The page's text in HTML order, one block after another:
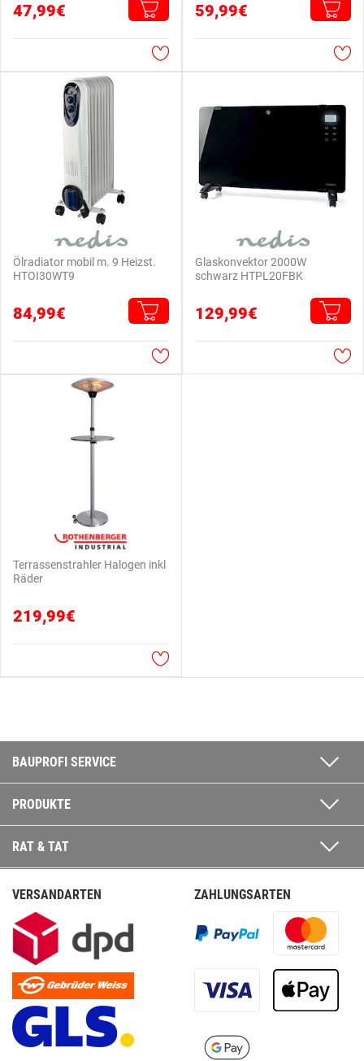
47,99€ 59,99€
Ölradiator mobil m. 9 Heizst.
HTOI30WT9
84,99€
Glaskonvektor 2000W
schwarz HTPL20FBK
129,99€
Terrassenstrahler Halogen inkl
Räder
219,99€
BAUPROFI SERVICE
PRODUKTE
RAT & TAT
VERSANDARTEN ZAHLUNGSARTEN